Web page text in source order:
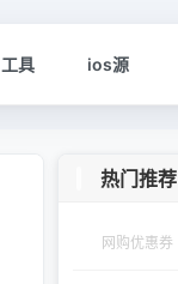
具 ios源
热门推荐
网购优惠券